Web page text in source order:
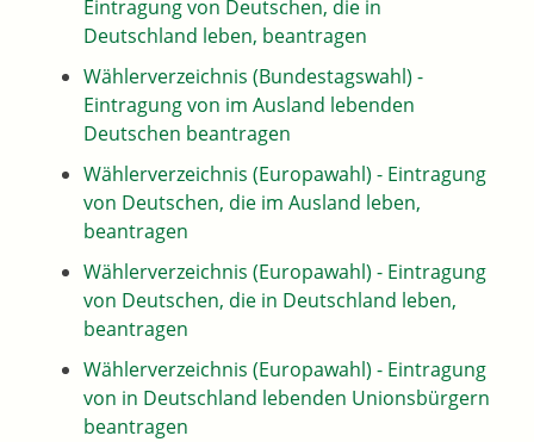
Eintragung von Deutschen, die in
Deutschland leben, beantragen
Wählerverzeichnis (Bundestagswahl) -
Eintragung von im Ausland lebenden
Deutschen beantragen
Wählerverzeichnis (Europawahl) - Eintragung
von Deutschen, die im Ausland leben,
beantragen
Wählerverzeichnis (Europawahl) - Eintragung
von Deutschen, die in Deutschland leben,
beantragen
Wählerverzeichnis (Europawahl) - Eintragung
von in Deutschland lebenden Unionsbürgern
beantragen